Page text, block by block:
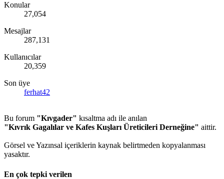
Konular
27,054
Mesajlar
287,131
Kullanıcılar
20,359
Son üye
ferhat42
Bu forum "Kıvgader" kısaltma adı ile anılan
"Kıvrık Gagalılar ve Kafes Kuşları Üreticileri Derneğine" aittir.
Görsel ve Yazınsal içeriklerin kaynak belirtmeden kopyalanması
yasaktır.
En çok tepki verilen